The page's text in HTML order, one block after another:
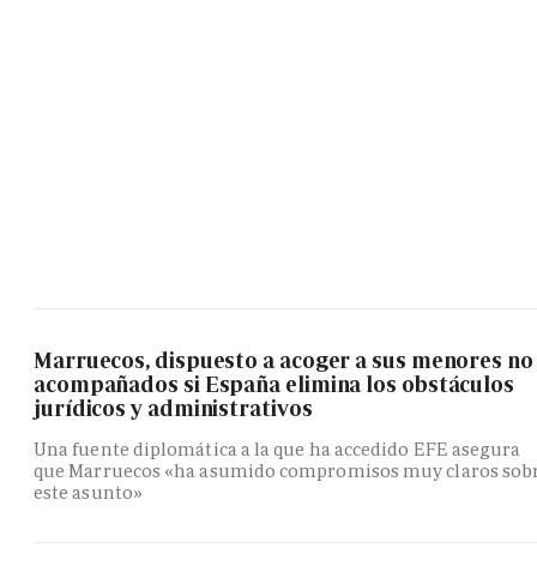
Marruecos, dispuesto a acoger a sus menores no
acompañados si España elimina los obstáculos
jurídicos y administrativos
Una fuente diplomática a la que ha accedido EFE asegura
que Marruecos «ha asumido compromisos muy claros
este asunto»